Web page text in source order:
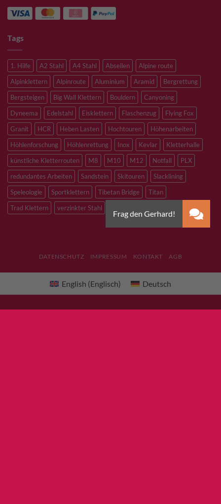
Tags
1. Hilfe A2 Stahl A4 Stahl Abseilen
Alpine route
Alpinklettern
Alpinroute Aluminium Aramid
Bergrettung
Bergsteigen
Big Wall Klettern Bouldern
Canyoning
Dyneema
Edelstahl Eisklettern Flaschenzug
Flying Fox
Granit
HCR Heben Lasten Hochtouren
Höhenarbeiten
Höhlenforschung
Höhlenrettung Inox Kevlar
Kletterhalle
künstliche Kletterrouten
M8 M10 M12 Notfall
PLX
redundantes Arbeiten
Sandstein Skitouren
Slacklining
Speleologie
Sportklettern Tibetan Bridge
Titan
Trad Klettern
verzinkter Stahl
DATENSCHUTZ IMPRESSUM KONTAKT AGB
English (Englisch) Deutsch